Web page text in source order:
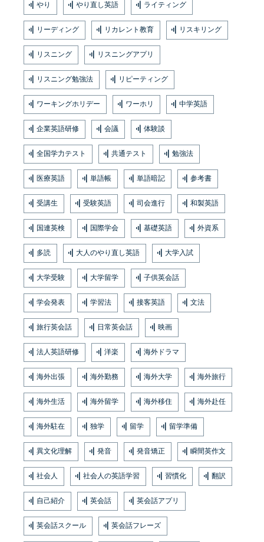
やり やり直し英語 ライティング
リーディング リカレント教育 リスキリング
リスニング リスニングアプリ
リスニング勉強法 リピーティング
ワーキングホリデー ワーホリ 中学英語
企業英語研修 会議 体験談
全国学力テスト 共通テスト 勉強法
医療英語 単語帳 単語暗記 参考書
受講生 受験英語 司会進行 和製英語
国連英検 国際学会 基礎英語 外資系
多読 大人のやり直し英語 大学入試
大学受験 大学留学 子供英会話
学会発表 学習法 接客英語 文法
旅行英会話 日常英会話 映画
法人英語研修 洋楽 海外ドラマ
海外出張 海外勤務 海外大学 海外旅行
海外生活 海外留学 海外移住 海外赴任
海外駐在 独学 留学 留学準備
異文化理解 発音 発音矯正 瞬間英作文
社会人 社会人の英語学習 習慣化 翻訳
自己紹介 英会話 英会話アプリ
英会話スクール 英会話フレーズ